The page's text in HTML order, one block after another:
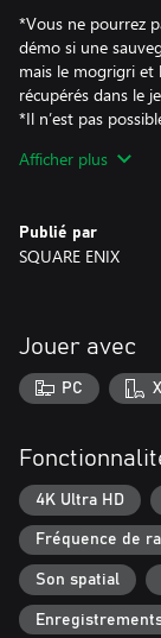
*Vous ne pourrez
démo si une
mais le mogrigri
récupérés dans le
*Il n’est pas
version complète
[Qu'est-ce que
Après avoir fui la
s'affranchissent
vaste univers plein
verdoyantes à dos
*Ce jeu est un
reprend la partie
Afficher plus
Publié par
SQUARE ENIX
Jouer avec
PC
4K Ultra HD
Fréquence de
Son spatial